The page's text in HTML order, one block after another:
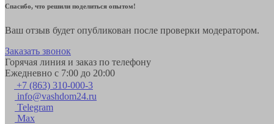
Спасибо, что решили поделиться опытом!
Ваш отзыв будет опубликован после проверки модератором.
Заказать звонок
Горячая линия и заказ по телефону
Ежедневно с 7:00 до 20:00
+7 (863) 310-000-3
info@vashdom24.ru
Telegram
Max